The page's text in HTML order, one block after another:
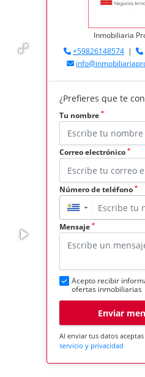
Inmobiliaria
+59826148574 |
¿Prefieres que te
Tu nombre *
Correo electrónico *
Número de teléfono *
▼
Mensaje *
Acepto recibir
ofertas inmobiliarias
Enviar
Al enviar tus datos
servicio y privacidad